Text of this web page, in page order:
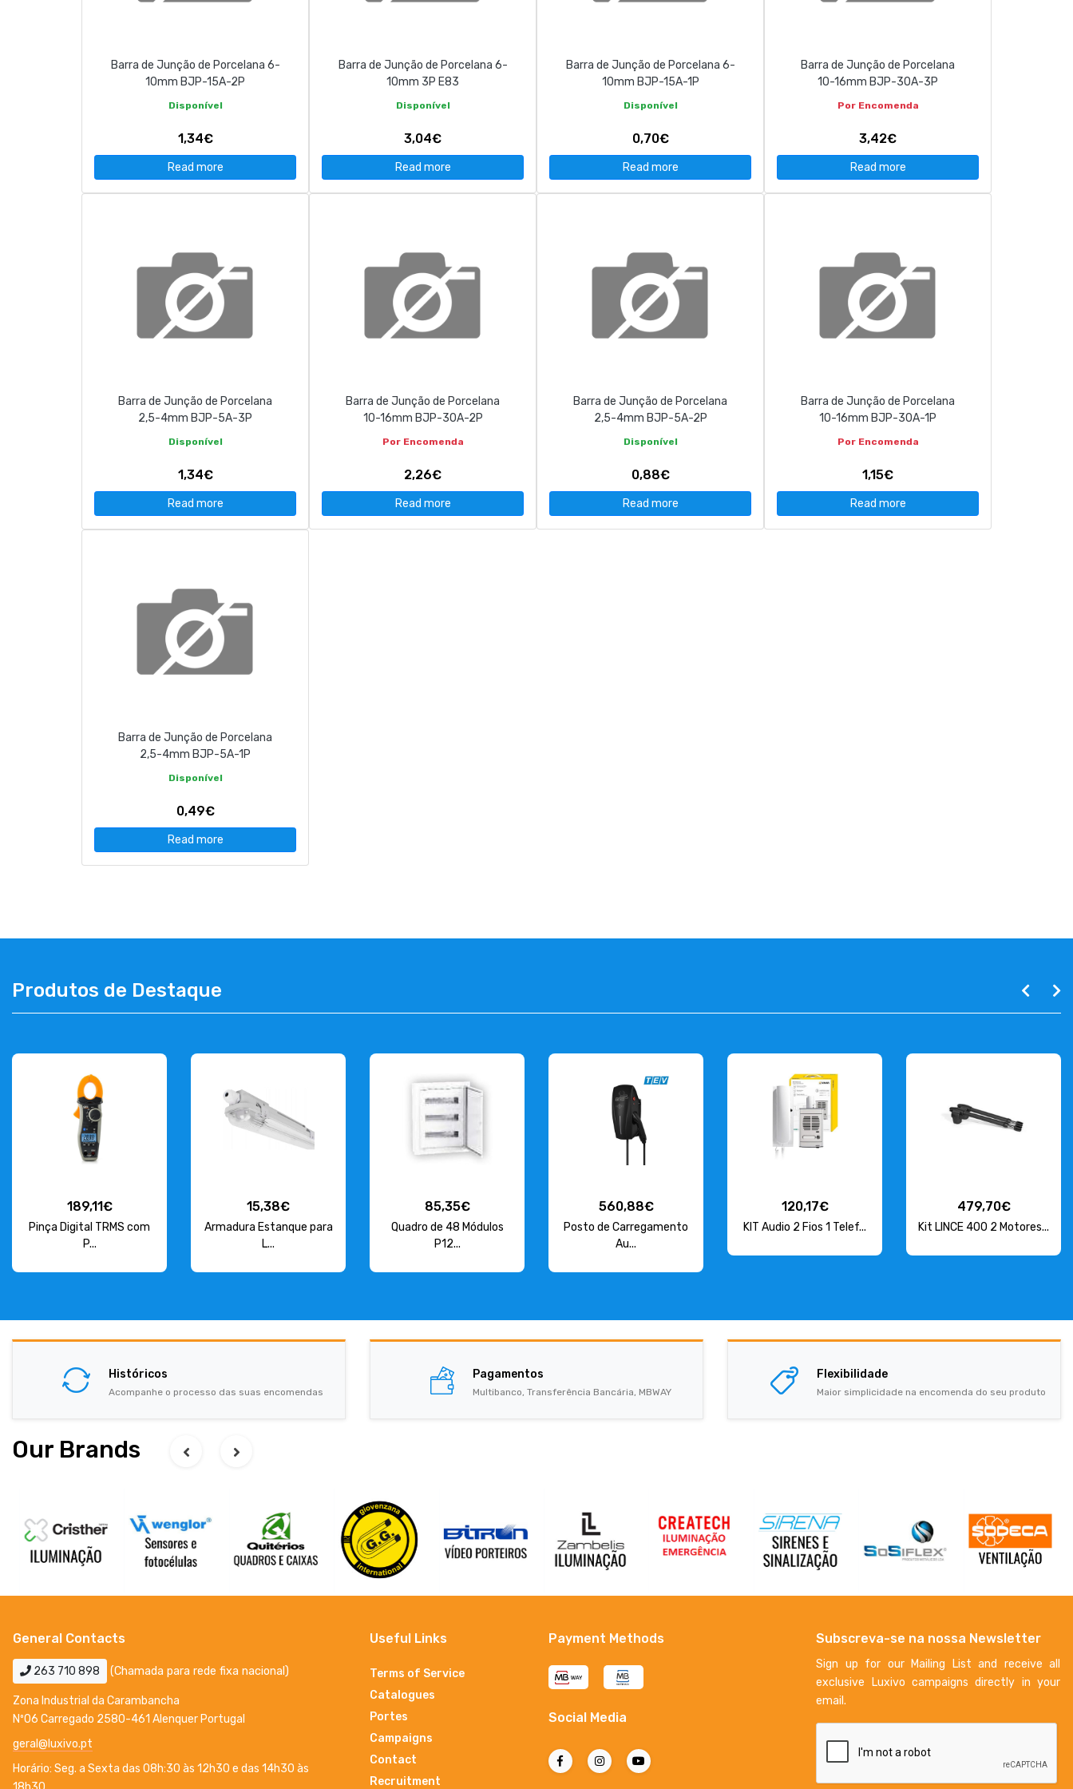
geral@luxivo.pt
Barra de Junção de Porcelana 6-
10mm BJP-15A-2P
Disponível
1,34€
Read more
Barra de Junção de Porcelana 6-
10mm 3P E83
Disponível
3,04€
Read more
Barra de Junção de Porcelana 6-
10mm BJP-15A-1P
Disponível
0,70€
Read more
Barra de Junção de Porcelana
10-16mm BJP-30A-3P
Por Encomenda
3,42€
Read more
Barra de Junção de Porcelana
2,5-4mm BJP-5A-3P
Disponível
1,34€
Read more
Barra de Junção de Porcelana
10-16mm BJP-30A-2P
Por Encomenda
2,26€
Read more
Barra de Junção de Porcelana
2,5-4mm BJP-5A-2P
Disponível
0,88€
Read more
Barra de Junção de Porcelana
10-16mm BJP-30A-1P
Por Encomenda
1,15€
Read more
Barra de Junção de Porcelana
2,5-4mm BJP-5A-1P
Disponível
0,49€
Read more
Produtos de Destaque
189,11€
Pinça Digital TRMS com
P...
15,38€
Armadura Estanque para
L...
85,35€
Quadro de 48 Módulos
P12...
560,88€
Posto de Carregamento
Au...
120,17€
KIT Audio 2 Fios 1 Telef...
479,70€
Kit LINCE 400 2 Motores...
Históricos
Acompanhe o processo das suas encomendas
Pagamentos
Multibanco, Transferência Bancária, MBWAY
Flexibilidade
Maior simplicidade na encomenda do seu produto
Our Brands
General Contacts
263 710 898 (Chamada para rede fixa nacional)
Zona Industrial da Carambancha
Nº06 Carregado 2580-461 Alenquer Portugal
geral@luxivo.pt
Horário: Seg. a Sexta das 08h:30 às 12h30 e das 14h30 às
Useful Links
Terms of Service
Catalogues
Portes
Campaigns
Contact
Recruitment
Payment Methods
Social Media
Subscreva-se na nossa Newsletter
Sign up for our Mailing List and receive all
exclusive Luxivo campaigns directly in your
email.